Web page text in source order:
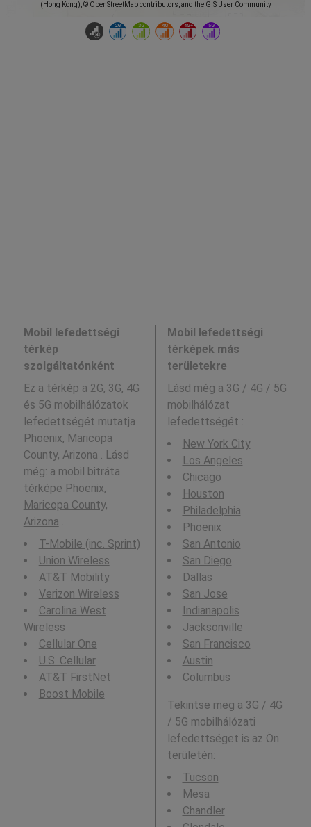
(Hong Kong), © OpenStreetMap contributors, and the GIS User Community
Mobil lefedettségi
térkép
szolgáltatónként
Ez a térkép a 2G, 3G, 4G
és 5G mobilhálózatok
lefedettségét mutatja
Phoenix, Maricopa
County, Arizona . Lásd
még: a mobil bitráta
térképe Phoenix,
Maricopa County,
Arizona
T-Mobile (inc. Sprint)
Union Wireless
AT&T Mobility
Verizon Wireless
Carolina West
Wireless
Cellular One
U.S. Cellular
AT&T FirstNet
Boost Mobile
Mobil lefedettségi
térképek más
területekre
Lásd még a 3G / 4G / 5G
mobilhálózat
lefedettségét :
New York City
Los Angeles
Chicago
Houston
Philadelphia
Phoenix
San Antonio
San Diego
Dallas
San Jose
Indianapolis
Jacksonville
San Francisco
Austin
Columbus
Tekintse meg a 3G / 4G
/ 5G mobilhálózati
lefedettséget is az Ön
területén:
Tucson
Mesa
Chandler